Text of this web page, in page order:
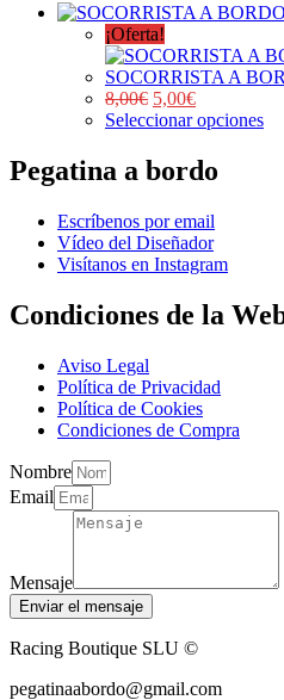
¡Oferta!
SOCORRISTA A
8,00€ 5,00€
Seleccionar opciones
Pegatina a bordo
Escríbenos por email
Vídeo del Diseñador
Visítanos en Instagram
Condiciones de la
Aviso Legal
Política de Privacidad
Política de Cookies
Condiciones de Compra
Nombre
Email
Mensaje
Enviar el mensaje
Racing Boutique SLU ©
pegatinaabordo@gmail.com